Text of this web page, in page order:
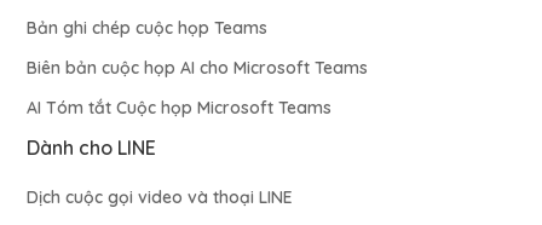
Bản ghi chép cuộc họp Teams
Biên bản cuộc họp AI cho Microsoft Teams
AI Tóm tắt Cuộc họp Microsoft Teams
Dành cho LINE
Dịch cuộc gọi video và thoại LINE